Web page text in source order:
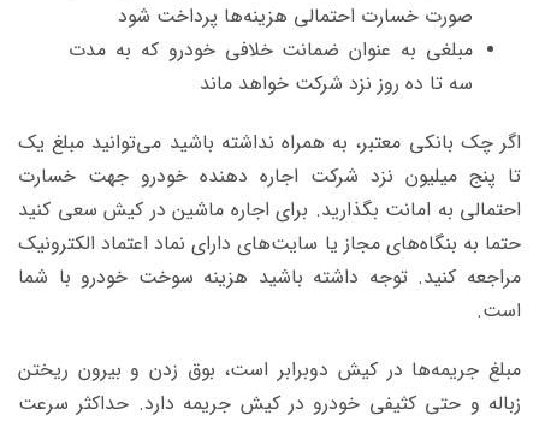
صورت خسارت احتمالی هزینه‌ها پرداخت شود
مبلغی به عنوان ضمانت خلافی خودرو که به مدت
سه تا ده روز نزد شرکت خواهد ماند
اگر چک بانکی معتبر، به همراه نداشته باشید می‌توانید مبلغ یک
تا پنج میلیون نزد شرکت اجاره دهنده خودرو جهت خسارت
احتمالی به امانت بگذارید. برای اجاره ماشین در کیش سعی کنید
حتما به بنگاه‌های مجاز یا سایت‌های دارای نماد اعتماد الکترونیک
مراجعه کنید. توجه داشته باشید هزینه سوخت خودرو با شما
است.
مبلغ جریمه‌ها در کیش دوبرابر است، بوق زدن و بیرون ریختن
زباله و حتی کثیفی خودرو در کیش جریمه دارد. حداکثر سرعت